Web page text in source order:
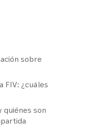
sobre
FIV: ¿cuáles
quiénes son